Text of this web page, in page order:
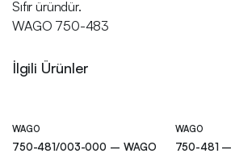
Sıfır üründür.
WAGO 750-483
İlgili Ürünler
WAGO
750-481/003-000 – WAGO
WAGO
750-481 –